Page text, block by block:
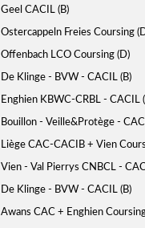
Geel CACIL (B)
Ostercappeln Freies Coursing
Offenbach LCO Coursing (D)
De Klinge - BVW - CACIL (B)
Enghien KBWC-CRBL - CACIL
Bouillon - Veille&Protège -
Liège CAC-CACIB + Vien
Vien - Val Pierrys CNBCL -
De Klinge - BVW - CACIL (B)
Awans CAC + Enghien